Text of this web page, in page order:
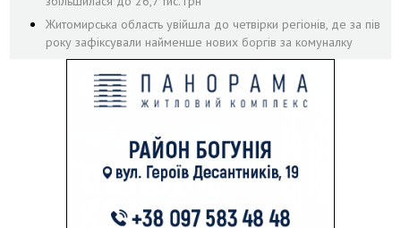
Житомирська область увійшла до четвірки регіонів, де за пів
року зафіксували найменше нових боргів за комуналку